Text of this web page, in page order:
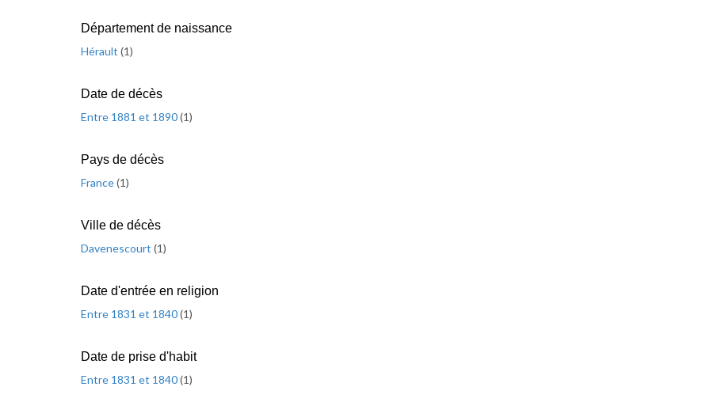
Département de naissance
Hérault (1)
Date de décès
Entre 1881 et 1890(1)
Pays de décès
France(1)
Ville de décès
Davenescourt (1)
Date d'entrée en religion
Entre 1831 et 1840(1)
Date de prise d'habit
Entre 1831 et 1840(1)